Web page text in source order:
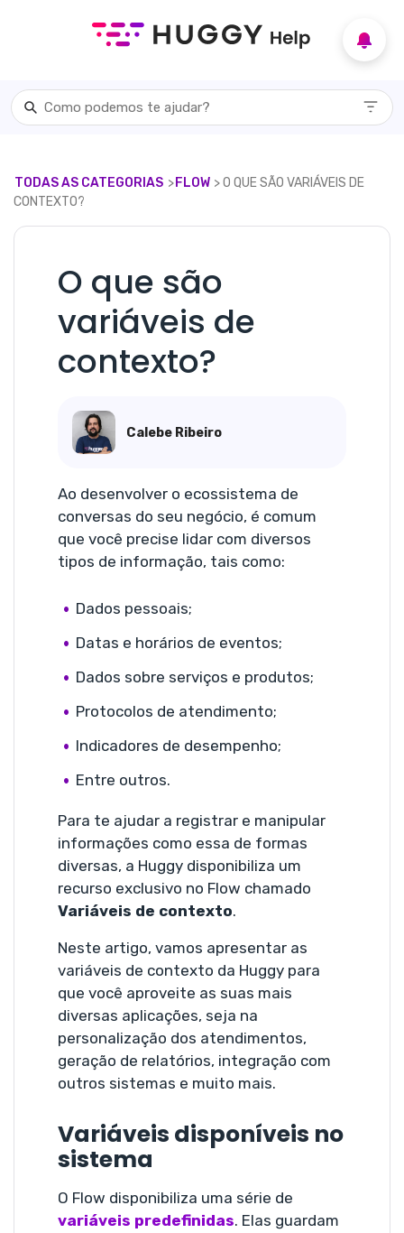
TODAS AS CATEGORIAS ​>​ ​FLOW ​> ​ O QUE SÃO VARIÁVEIS DE
CONTEXTO?
O que são
variáveis de
contexto?
Calebe Ribeiro
Ao desenvolver o ecossistema de
conversas do seu negócio, é comum
que você precise lidar com diversos
tipos de informação, tais como:
Dados pessoais;
Datas e horários de eventos;
Dados sobre serviços e produtos;
Protocolos de atendimento;
Indicadores de desempenho;
Entre outros.
Para te ajudar a registrar e manipular
informações como essa de formas
diversas, a Huggy disponibiliza um
recurso exclusivo no Flow chamado
Variáveis de contexto.
Neste artigo, vamos apresentar as
variáveis de contexto da Huggy para
que você aproveite as suas mais
diversas aplicações, seja na
personalização dos atendimentos,
geração de relatórios, integração com
outros sistemas e muito mais.
Variáveis disponíveis no
sistema
O Flow disponibiliza uma série de
variáveis predefinidas. Elas guardam